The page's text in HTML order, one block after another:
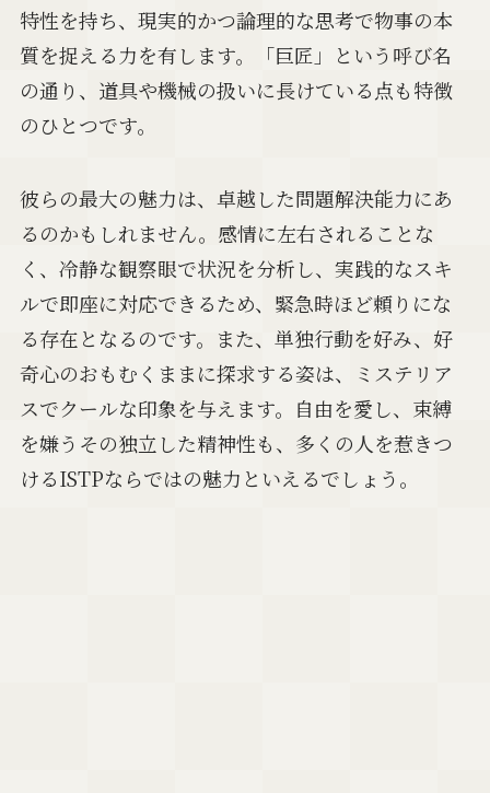
特性を持ち、現実的かつ論理的な思考で物事の本
質を捉える力を有します。「巨匠」という呼び名
の通り、道具や機械の扱いに長けている点も特徴
のひとつです。
彼らの最大の魅力は、卓越した問題解決能力にあ
るのかもしれません。感情に左右されることな
く、冷静な観察眼で状況を分析し、実践的なスキ
ルで即座に対応できるため、緊急時ほど頼りにな
る存在となるのです。また、単独行動を好み、好
奇心のおもむくままに探求する姿は、ミステリア
スでクールな印象を与えます。自由を愛し、束縛
を嫌うその独立した精神性も、多くの人を惹きつ
けるISTPならではの魅力といえるでしょう。